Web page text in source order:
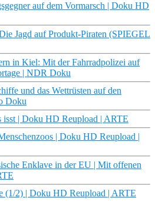
auf dem Vormarsch | Doku HD
Jagd auf Produkt-Piraten (SPIEGEL
in Kiel: Mit der Fahrradpolizei auf
| NDR Doku
und das Wettrüsten auf den
Doku
isst | Doku HD Reupload | ARTE
| Doku HD Reupload |
Enklave in der EU | Mit offenen
(1/2) | Doku HD Reupload | ARTE